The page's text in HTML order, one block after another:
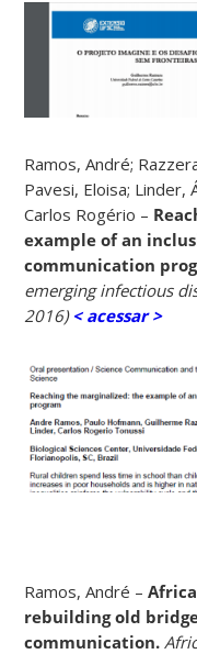
Ramos, André;
Pavesi, Eloisa; Linder,
Carlos Rogério –
example of an
communication
emerging infectious
2016) < acessar >
Ramos, André –
rebuilding old
communication.